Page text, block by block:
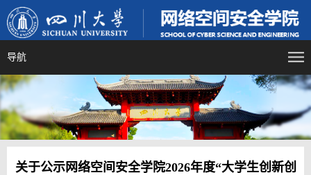
导航
关于公示网络空间安全学院2026年度“大学生创新创